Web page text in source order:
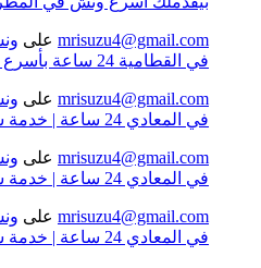
mrisuzu4@gmail.com على
في القطامية 24 ساعة بأسرع وصول
mrisuzu4@gmail.com على
في المعادي 24 ساعة | خدمة سريعة وآمنة
mrisuzu4@gmail.com على
في المعادي 24 ساعة | خدمة سريعة وآمنة
mrisuzu4@gmail.com على
في المعادي 24 ساعة | خدمة سريعة وآمنة